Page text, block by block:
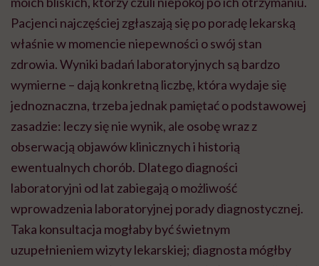
Pacjenci najczęściej zgłaszają się po poradę lekarską
właśnie w momencie niepewności o swój stan
zdrowia. Wyniki badań laboratoryjnych są bardzo
wymierne – dają konkretną liczbę, która wydaje się
jednoznaczna, trzeba jednak pamiętać o podstawowej
zasadzie: leczy się nie wynik, ale osobę wraz z
obserwacją objawów klinicznych i historią
ewentualnych chorób. Dlatego diagności
laboratoryjni od lat zabiegają o możliwość
wprowadzenia laboratoryjnej porady diagnostycznej.
Taka konsultacja mogłaby być świetnym
uzupełnieniem wizyty lekarskiej; diagnosta mógłby